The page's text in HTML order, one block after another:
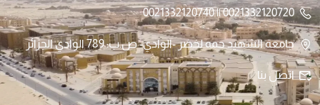
0021332120720 || 0021332120740
جامعة الشهيد حمه لخضر -الوادي- ص.ب: 789 الوادي الجزائر
اتصل بنا